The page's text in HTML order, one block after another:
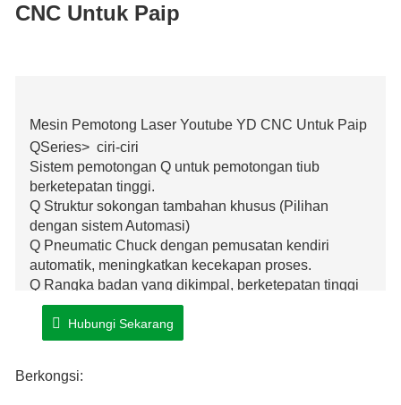
CNC Untuk Paip
Mesin Pemotong Laser Youtube YD CNC Untuk Paip
QSeries> ciri-ciri
Sistem pemotongan Q untuk pemotongan tiub
berketepatan tinggi.
Q Struktur sokongan tambahan khusus (Pilihan
dengan sistem Automasi)
Q Pneumatic Chuck dengan pemusatan kendiri
automatik, meningkatkan kecekapan proses.
Q Rangka badan yang dikimpal, berketepatan tinggi
dan kestabilan.
Hubungi Sekarang
Berkongsi: